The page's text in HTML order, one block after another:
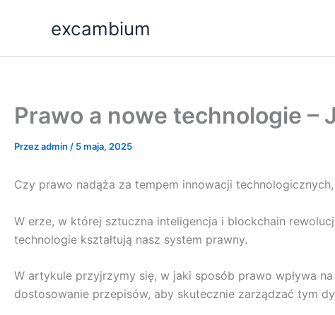
excambium
Prawo a nowe technologie –
Przezadmin / 5 maja, 2025
Czy prawo nadąża za tempem innowacji
W erze, w której sztuczna inteligencja i blockchain
technologie kształtują nasz system prawny.
W artykule przyjrzymy się, w jaki sposób prawo wpływa
dostosowanie przepisów, aby skutecznie zarządzać tym